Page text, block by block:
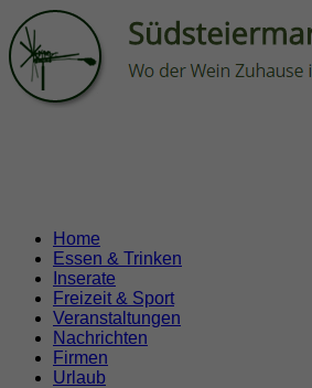
Home
Essen & Trinken
Inserate
Freizeit & Sport
Veranstaltungen
Nachrichten
Firmen
Urlaub